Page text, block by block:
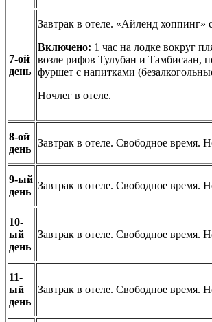
7-ой
день
Завтрак в отеле. «Айленд хоппинг»
Включено: 1 час на лодке вокруг
возле рифов Тулубан и Тамбисаан,
фуршет с напитками
Ночлег в отеле.
8-ой
день
Завтрак в отеле. Свободное время.
9-ый
день
Завтрак в отеле. Свободное время.
10-
ый
день
Завтрак в отеле. Свободное время.
11-
ый
день
Завтрак в отеле. Свободное время.